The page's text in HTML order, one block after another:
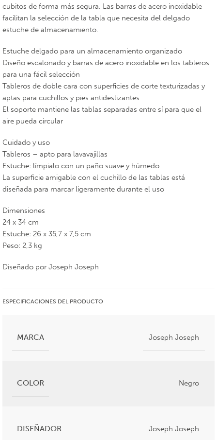
cubitos de forma más segura. Las barras de acero inoxidable
facilitan la selección de la tabla que necesita del delgado
estuche de almacenamiento.
Estuche delgado para un almacenamiento organizado
Diseño escalonado y barras de acero inoxidable en los tableros
para una fácil selección
Tableros de doble cara con superficies de corte texturizadas y
aptas para cuchillos y pies antideslizantes
El soporte mantiene las tablas separadas entre sí para que el
aire pueda circular
Cuidado y uso
Tableros – apto para lavavajillas
Estuche: límpialo con un paño suave y húmedo
La superficie amigable con el cuchillo de las tablas está
diseñada para marcar ligeramente durante el uso
Dimensiones
24 x 34 cm
Estuche: 26 x 35,7 x 7,5 cm
Peso: 2,3 kg
Diseñado por Joseph Joseph
ESPECIFICACIONES DEL PRODUCTO
MARCA Joseph Joseph
COLOR Negro
DISEÑADOR Joseph Joseph